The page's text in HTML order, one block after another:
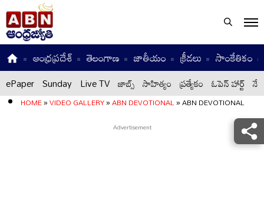
ఆంధ్రప్రదేశ్ తెలంగాణ జాతీయం క్రీడలు సాంకేతికం
ePaper Sunday Live TV జాబ్స్ సాహిత్యం ప్రత్యేకం ఓపెన్ హార్ట్
HOME»VIDEO GALLERY»ABN DEVOTIONAL»ABN DEVOTIONAL